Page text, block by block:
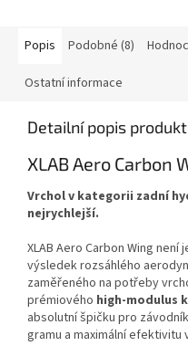
Popis Podobné (8)
Ostatní informace
Detailní popis
XLAB Aero Carbon
Vrchol v kategorii zadní
nejrychlejší.
XLAB Aero Carbon Wing
výsledek rozsáhlého
zaměřeného na potřeby
prémiového high-modulus
absolutní špičku pro
gramu a maximální efektivitu